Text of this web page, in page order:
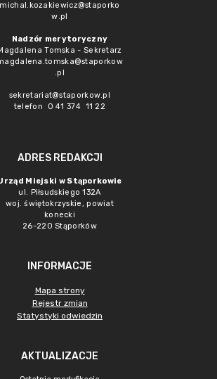
michal.kozakiewicz@staporko
w.pl
Nadzór merytoryczny
Tomska - Sekretarz
.pl
sekretariat@staporkow.pl
telefon 0 41 374 11 22
ADRES REDAKCJI
Miejski w Stąporkowie
ul. Piłsudskiego 132A
woj. świętokrzyskie, powiat
konecki
26-220 Stąporków
INFORMACJE
Mapa strony
Rejestr zmian
Statystyki odwiedzin
AKTUALIZACJE